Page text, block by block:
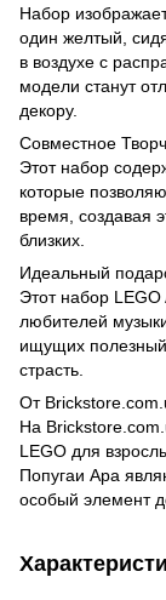
Набор
один желтый,
в воздухе с
модели станут
декору.
Совместное
Этот набор
которые
время, создавая
близких.
Идеальный
Этот набор
любителей
ищущих полезный
страсть.
От
На
LEGO для
Попугаи Ара
особый элемент